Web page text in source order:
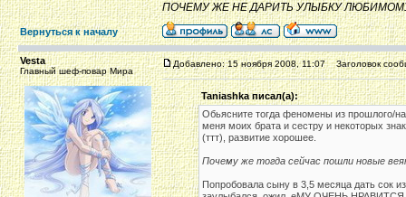
ПОЧЕМУ ЖЕ НЕ ДАРИТЬ УЛЫБКУ
Вернуться к началу
Vesta
Главный шеф-повар Мира
Добавлено: 15 ноября 2008, 11:07 Заголовок
Taniashka писал(а):
Обьясните тогда феномены из прошлого/
меня моих брата и сестру и некоторых
(ттт), развитие хорошее.
Почему же тогда сейчас пошли новые
Попробовала сыну в 3,5 месяца дать сок